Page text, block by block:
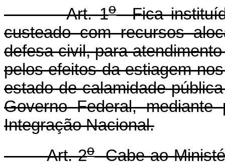
Art. 1oFica
custeado com recursos
defesa civil, para
pelos efeitos da estiagem
estado de calamidade
Governo Federal,
Integração Nacional.
Art. 2oCabe ao